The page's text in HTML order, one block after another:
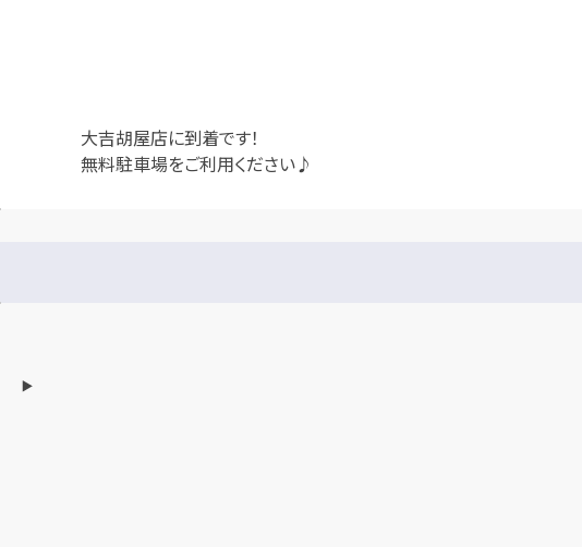
大吉胡屋店に到着です！
無料駐車場をご利用ください♪